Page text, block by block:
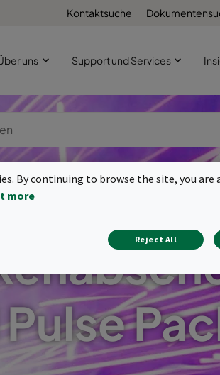
Kontaktsuche
uns Support und Services
By continuing to browse the site, you are
more
Reject All